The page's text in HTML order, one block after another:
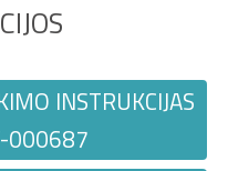
INSTRUKCIJAS
000687